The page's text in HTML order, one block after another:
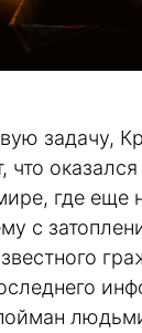
задачу,
что
где еще
с